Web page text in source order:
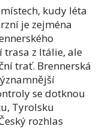
kudy léta
je zejména
trasa z Itálie, ale
trať. Brennerská
se dotknou
Tyrolsku
rozhlas